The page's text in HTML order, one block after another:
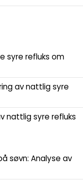
syre refluks om
av nattlig syre
nattlig syre refluks
søvn: Analyse av